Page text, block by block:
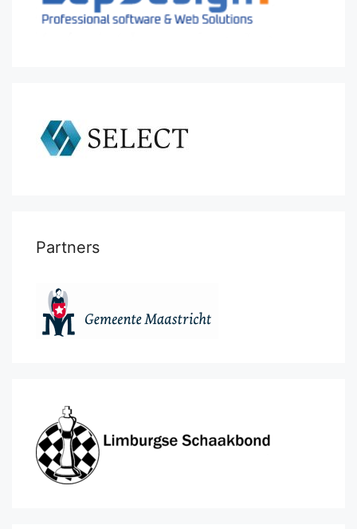
Partners